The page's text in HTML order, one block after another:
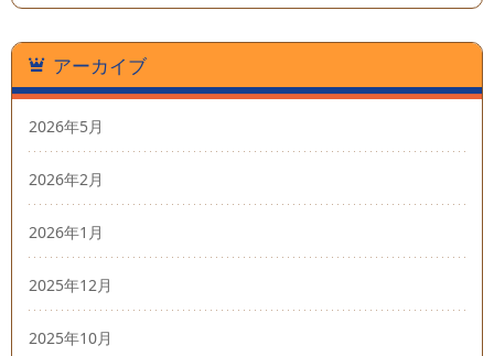
アーカイブ
2026年5月
2026年2月
2026年1月
2025年12月
2025年10月